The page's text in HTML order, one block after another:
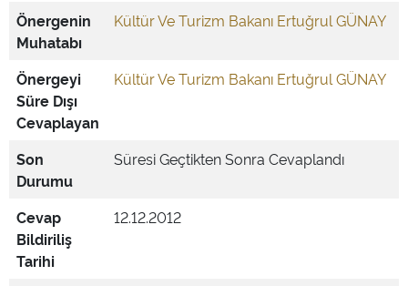
Önergenin
Muhatabı
Kültür Ve Turizm Bakanı Ertuğrul GÜNAY
Önergeyi
Süre Dışı
Cevaplayan
Kültür Ve Turizm Bakanı Ertuğrul GÜNAY
Son
Durumu
Süresi Geçtikten Sonra Cevaplandı
Cevap
Bildiriliş
Tarihi
12.12.2012